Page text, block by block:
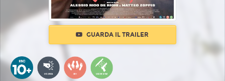
GUARDA IL TRAILER